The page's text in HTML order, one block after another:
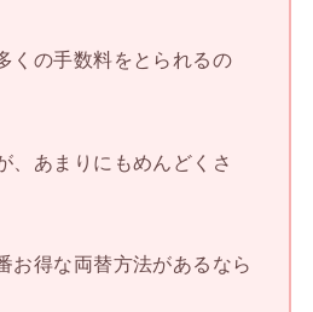
くの手数料をとられるの
、あまりにもめんどくさ
お得な両替方法があるなら